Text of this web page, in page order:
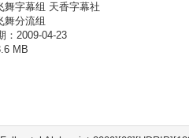
舞字幕组 天香字幕社
舞分流组
：2009-04-23
MB